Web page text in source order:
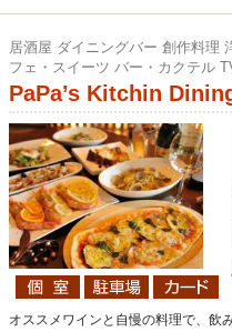
居酒屋 ダイニングバー 創作料理
フェ・スイーツ バー・カクテル
PaPa’s Kitchin
オススメワインと自慢の料理で、飲